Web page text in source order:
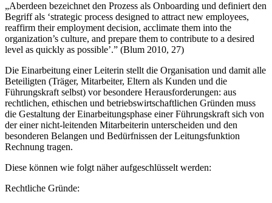
„Aberdeen bezeichnet den Prozess als Onboarding und definiert den
Begriff als ‘strategic process designed to attract new employees,
reaffirm their employment decision, acclimate them into the
organization’s culture, and prepare them to contribute to a desired
level as quickly as possible’.” (Blum 2010, 27)
Die Einarbeitung einer Leiterin stellt die Organisation und damit alle
Beteiligten (Träger, Mitarbeiter, Eltern als Kunden und die
Führungskraft selbst) vor besondere Herausforderungen: aus
rechtlichen, ethischen und betriebswirtschaftlichen Gründen muss
die Gestaltung der Einarbeitungsphase einer Führungskraft sich von
der einer nicht-leitenden Mitarbeiterin unterscheiden und den
besonderen Belangen und Bedürfnissen der Leitungsfunktion
Rechnung tragen.
Diese können wie folgt näher aufgeschlüsselt werden:
Rechtliche Gründe: